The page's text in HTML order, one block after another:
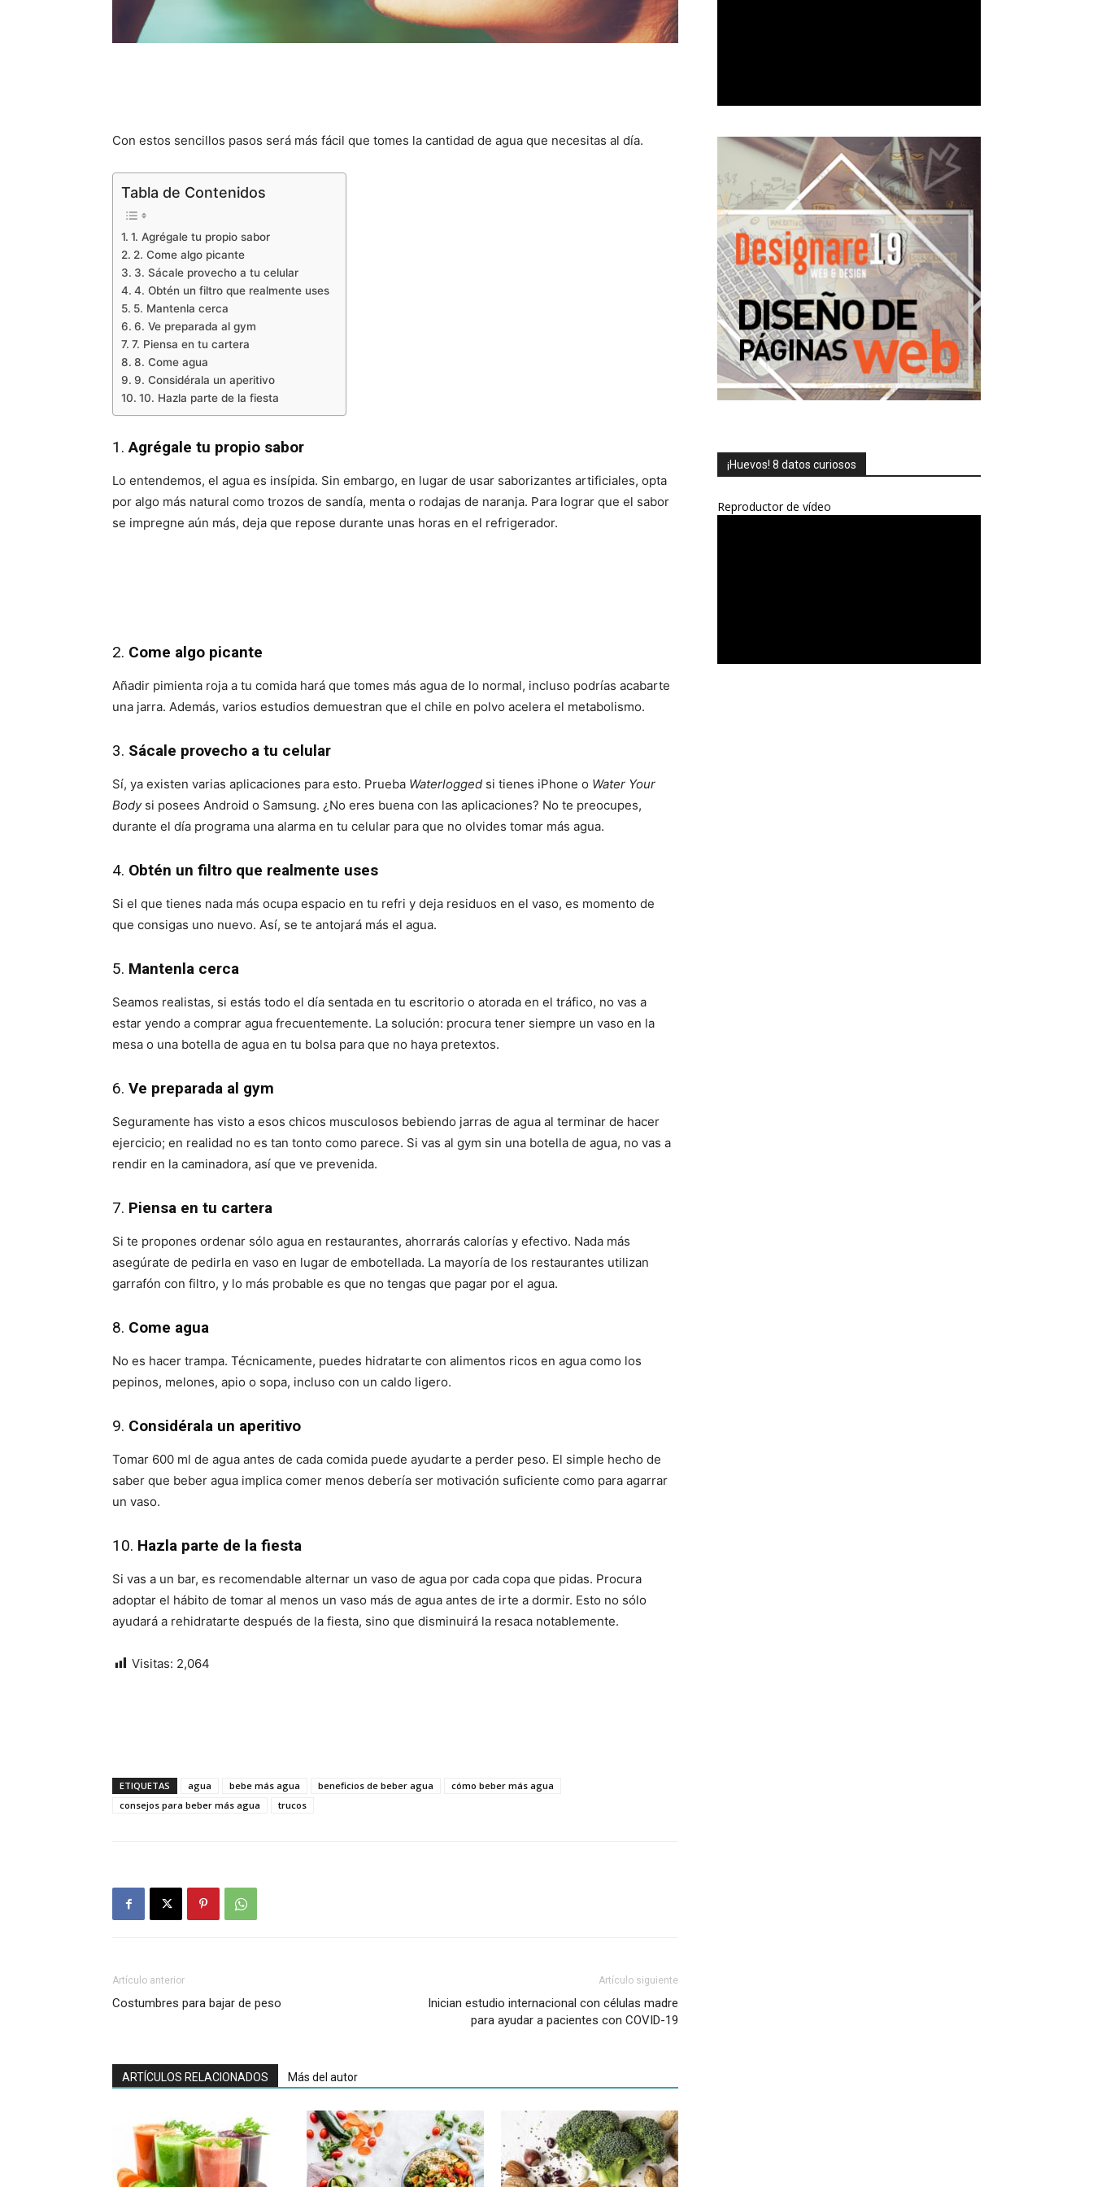
Con estos sencillos pasos será más fácil que tomes la cantidad de agua que necesitas al día.
Tabla de Contenidos
1. Agrégale tu propio sabor
2. Come algo picante
3. Sácale provecho a tu celular
4. Obtén un filtro que realmente uses
5. Mantenla cerca
6. Ve preparada al gym
7. Piensa en tu cartera
8. Come agua
9. Considérala un aperitivo
10. Hazla parte de la fiesta
1. Agrégale tu propio sabor
Lo entendemos, el agua es insípida. Sin embargo, en lugar de usar saborizantes artificiales, opta
por algo más natural como trozos de sandía, menta o rodajas de naranja. Para lograr que el sabor
se impregne aún más, deja que repose durante unas horas en el refrigerador.
2. Come algo picante
Añadir pimienta roja a tu comida hará que tomes más agua de lo normal, incluso podrías acabarte
una jarra. Además, varios estudios demuestran que el chile en polvo acelera el metabolismo.
3. Sácale provecho a tu celular
Sí, ya existen varias aplicaciones para esto. Prueba Waterlogged si tienes iPhone o Water Your
Bodysi posees Android o Samsung. ¿No eres buena con las aplicaciones? No te preocupes,
durante el día programa una alarma en tu celular para que no olvides tomar más agua.
4. Obtén un filtro que realmente uses
Si el que tienes nada más ocupa espacio en tu refri y deja residuos en el vaso, es momento de
que consigas uno nuevo. Así, se te antojará más el agua.
5. Mantenla cerca
Seamos realistas, si estás todo el día sentada en tu escritorio o atorada en el tráfico, no vas a
estar yendo a comprar agua frecuentemente. La solución: procura tener siempre un vaso en la
mesa o una botella de agua en tu bolsa para que no haya pretextos.
6. Ve preparada al gym
Seguramente has visto a esos chicos musculosos bebiendo jarras de agua al terminar de hacer
ejercicio; en realidad no es tan tonto como parece. Si vas al gym sin una botella de agua, no vas a
rendir en la caminadora, así que ve prevenida.
7. Piensa en tu cartera
Si te propones ordenar sólo agua en restaurantes, ahorrarás calorías y efectivo. Nada más
asegúrate de pedirla en vaso en lugar de embotellada. La mayoría de los restaurantes utilizan
garrafón con filtro, y lo más probable es que no tengas que pagar por el agua.
8. Come agua
No es hacer trampa. Técnicamente, puedes hidratarte con alimentos ricos en agua como los
pepinos, melones, apio o sopa, incluso con un caldo ligero.
9. Considérala un aperitivo
Tomar 600 ml de agua antes de cada comida puede ayudarte a perder peso. El simple hecho de
saber que beber agua implica comer menos debería ser motivación suficiente como para agarrar
un vaso.
10. Hazla parte de la fiesta
Si vas a un bar, es recomendable alternar un vaso de agua por cada copa que pidas. Procura
adoptar el hábito de tomar al menos un vaso más de agua antes de irte a dormir. Esto no sólo
ayudará a rehidratarte después de la fiesta, sino que disminuirá la resaca notablemente.
Visitas: 2,064
ETIQUETAS agua bebe más agua beneficios de beber agua
cómo beber más agua
consejos para beber más agua
trucos
Artículo anterior
Costumbres para bajar de peso
Artículo siguiente
Inician estudio internacional con células madre
para ayudar a pacientes con COVID-19
ARTÍCULOS RELACIONADOS Más del autor
¡Huevos! 8 datos curiosos
Reproductor de vídeo